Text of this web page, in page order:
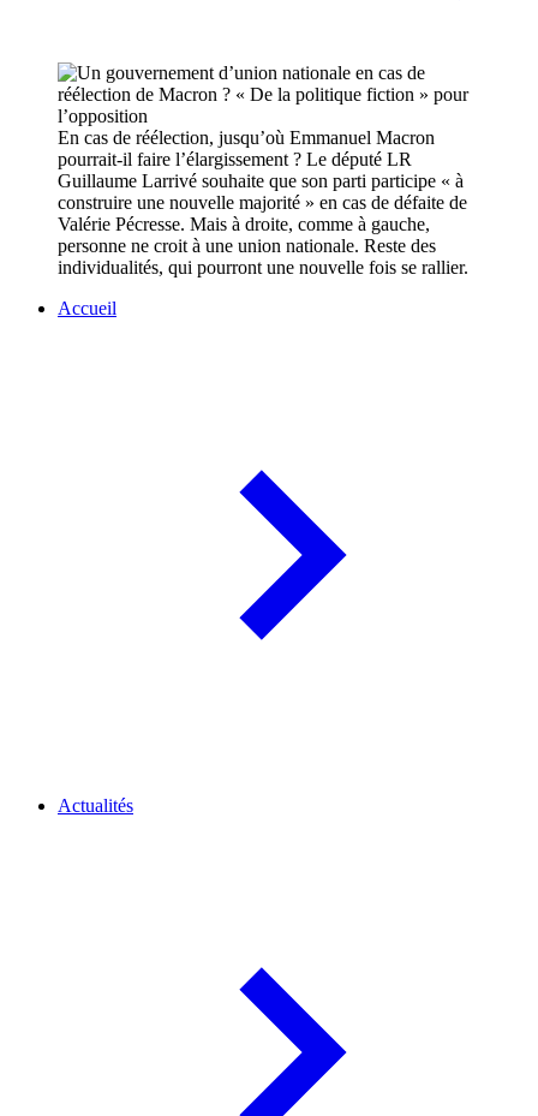
En cas de réélection, jusqu’où Emmanuel Macron
pourrait-il faire l’élargissement ? Le député LR
Guillaume Larrivé souhaite que son parti participe « à
construire une nouvelle majorité » en cas de défaite de
Valérie Pécresse. Mais à droite, comme à gauche,
personne ne croit à une union nationale. Reste des
individualités, qui pourront une nouvelle fois se rallier.
Accueil
Actualités